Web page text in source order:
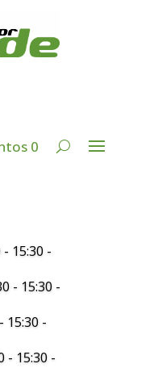
0
- 15:30 -
- 15:30 -
15:30 -
- 15:30 -